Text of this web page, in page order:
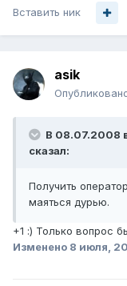
Вставить ник
asik
В 08.07.2008
сказал:
Получить
маяться дурью.
+1 :) Только вопрос
Изменено 8 июля,